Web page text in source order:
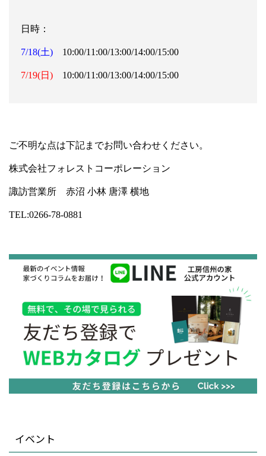
日時：
7/18(土) 10:00/11:00/13:00/14:00/15:00
7/19(日) 10:00/11:00/13:00/14:00/15:00
ご不明な点は下記までお問い合わせください。
株式会社フォレストコーポレーション
諏訪営業所 赤沼 小林 唐澤 横地
TEL:0266-78-0881
イベント